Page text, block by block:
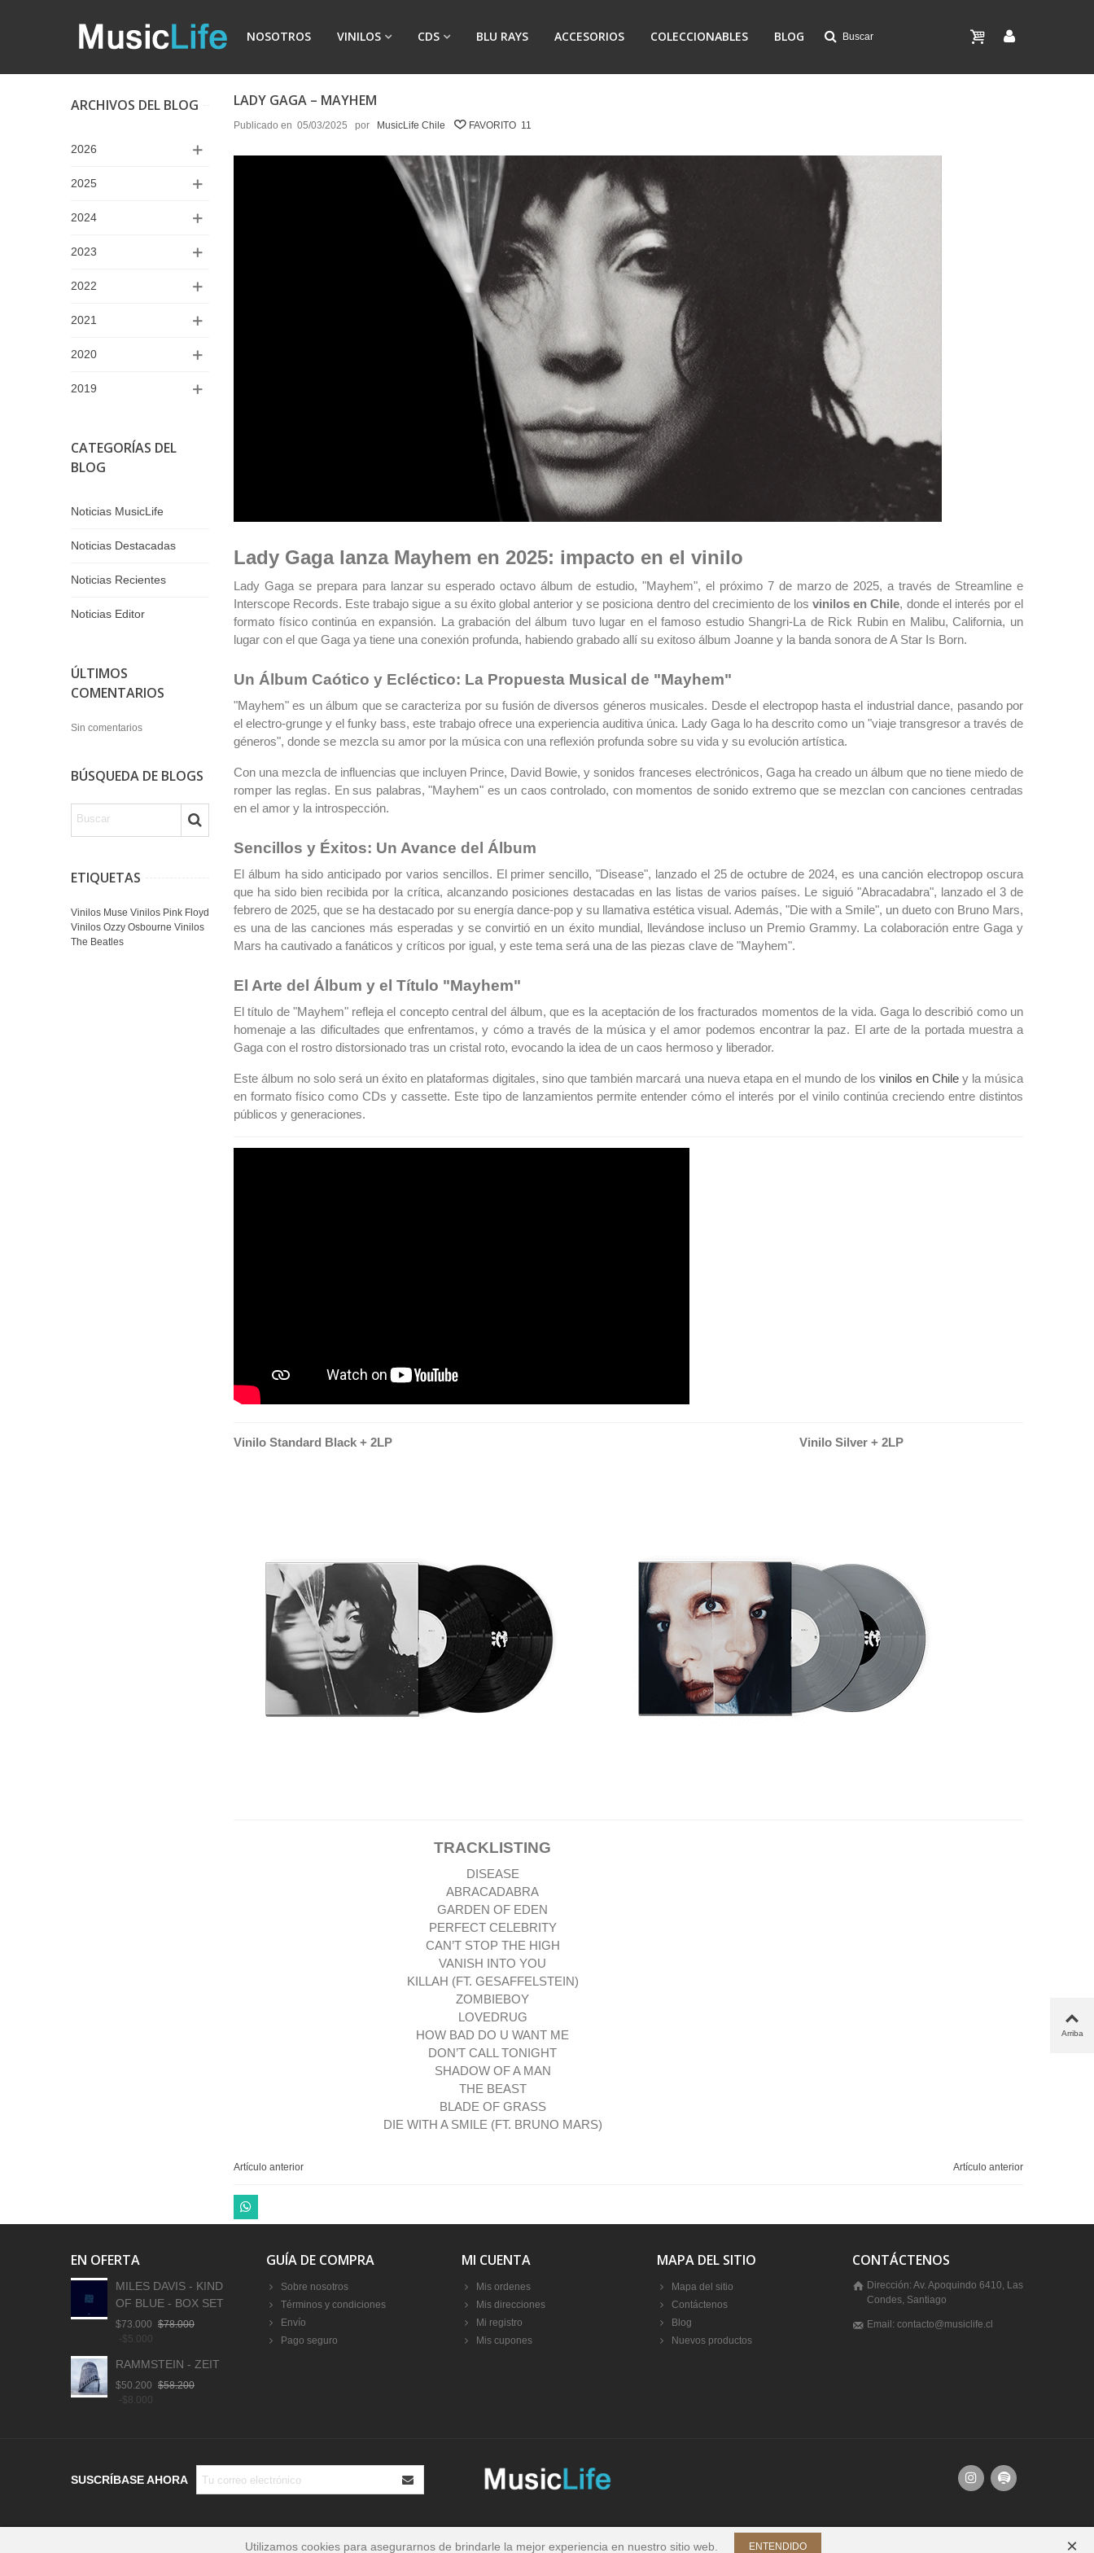
NOSOTROS VINILOS CDS BLU RAYS ACCESORIOS COLECCIONABLES BLOG Buscar
ARCHIVOS DEL BLOG
2026
2025
2024
2023
2022
2021
2020
2019
CATEGORÍAS DEL
BLOG
Noticias MusicLife
Noticias Destacadas
Noticias Recientes
Noticias Editor
ÚLTIMOS
COMENTARIOS
Sin comentarios
BÚSQUEDA DE BLOGS
ETIQUETAS
Vinilos Muse Vinilos Pink Floyd
Vinilos Ozzy Osbourne Vinilos
The Beatles
LADY GAGA – MAYHEM
Publicado en 05/03/2025 por MusicLife Chile FAVORITO 11
Lady Gaga lanza Mayhem en 2025: impacto en el vinilo
Lady Gaga se prepara para lanzar su esperado octavo álbum de estudio, "Mayhem", el próximo 7 de marzo de 2025, a través de Streamline e
Interscope Records. Este trabajo sigue a su éxito global anterior y se posiciona dentro del crecimiento de losvinilos en Chile, donde el interés por el
formato físico continúa en expansión. La grabación del álbum tuvo lugar en el famoso estudio Shangri-La de Rick Rubin en Malibu, California, un
lugar con el que Gaga ya tiene una conexión profunda, habiendo grabado allí su exitoso álbum Joanne y la banda sonora de A Star Is Born.
Un Álbum Caótico y Ecléctico: La Propuesta Musical de "Mayhem"
"Mayhem" es un álbum que se caracteriza por su fusión de diversos géneros musicales. Desde el electropop hasta el industrial dance, pasando por
el electro-grunge y el funky bass, este trabajo ofrece una experiencia auditiva única. Lady Gaga lo ha descrito como un "viaje transgresor a través de
géneros", donde se mezcla su amor por la música con una reflexión profunda sobre su vida y su evolución artística.
Con una mezcla de influencias que incluyen Prince, David Bowie, y sonidos franceses electrónicos, Gaga ha creado un álbum que no tiene miedo de
romper las reglas. En sus palabras, "Mayhem" es un caos controlado, con momentos de sonido extremo que se mezclan con canciones centradas
en el amor y la introspección.
Sencillos y Éxitos: Un Avance del Álbum
El álbum ha sido anticipado por varios sencillos. El primer sencillo, "Disease", lanzado el 25 de octubre de 2024, es una canción electropop oscura
que ha sido bien recibida por la crítica, alcanzando posiciones destacadas en las listas de varios países. Le siguió "Abracadabra", lanzado el 3 de
febrero de 2025, que se ha destacado por su energía dance-pop y su llamativa estética visual. Además, "Die with a Smile", un dueto con Bruno Mars,
es una de las canciones más esperadas y se convirtió en un éxito mundial, llevándose incluso un Premio Grammy. La colaboración entre Gaga y
Mars ha cautivado a fanáticos y críticos por igual, y este tema será una de las piezas clave de "Mayhem".
El Arte del Álbum y el Título "Mayhem"
El título de "Mayhem" refleja el concepto central del álbum, que es la aceptación de los fracturados momentos de la vida. Gaga lo describió como un
homenaje a las dificultades que enfrentamos, y cómo a través de la música y el amor podemos encontrar la paz. El arte de la portada muestra a
Gaga con el rostro distorsionado tras un cristal roto, evocando la idea de un caos hermoso y liberador.
Este álbum no solo será un éxito en plataformas digitales, sino que también marcará una nueva etapa en el mundo de los vinilos en Chiley la música
en formato físico como CDs y cassette. Este tipo de lanzamientos permite entender cómo el interés por el vinilo continúa creciendo entre distintos
públicos y generaciones.
Vinilo Standard Black + 2LP Vinilo Silver + 2LP
TRACKLISTING
DISEASE
ABRACADABRA
GARDEN OF EDEN
PERFECT CELEBRITY
CAN’T STOP THE HIGH
VANISH INTO YOU
KILLAH (FT. GESAFFELSTEIN)
ZOMBIEBOY
LOVEDRUG
HOW BAD DO U WANT ME
DON’T CALL TONIGHT
SHADOW OF A MAN
THE BEAST
BLADE OF GRASS
DIE WITH A SMILE (FT. BRUNO MARS)
Artículo anterior Artículo anterior
EN OFERTA
MILES DAVIS - KIND
OF BLUE - BOX SET
$73.000 $78.000
-$5.000
RAMMSTEIN - ZEIT
$50.200 $58.200
-$8.000
GUÍA DE COMPRA
Sobre nosotros
Términos y condiciones
Envío
Pago seguro
MI CUENTA
Mis ordenes
Mis direcciones
Mi registro
Mis cupones
MAPA DEL SITIO
Mapa del sitio
Contáctenos
Blog
Nuevos productos
CONTÁCTENOS
Dirección: Av. Apoquindo 6410, Las
Condes, Santiago
Email: contacto@musiclife.cl
SUSCRÍBASE AHORA
© 2024 MusicLife. Todos los Derechos Reservados
Arriba
Utilizamos cookies para asegurarnos de brindarle la mejor experiencia en nuestro sitio web. ENTENDIDO ×